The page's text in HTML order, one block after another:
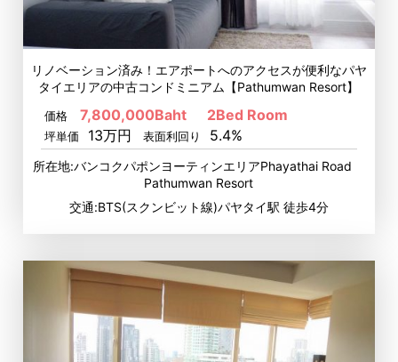
リノベーション済み！エアポートへのアクセスが便利なパヤ
タイエリアの中古コンドミニアム【Pathumwan Resort】
価格 7,800,000Baht 2Bed Room
坪単価 13万円 表面利回り 5.4%
所在地:バンコクパポンヨーティンエリアPhayathai Road
Pathumwan Resort
交通:BTS(スクンビット線)パヤタイ駅 徒歩4分